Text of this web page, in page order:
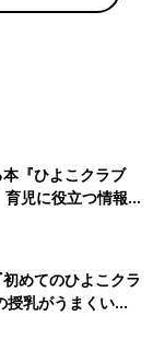
『ひよこクラブ
児に役立つ情報が
めてのひよこクラ
授乳がうまくい
トラブル 解決テ